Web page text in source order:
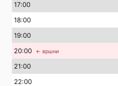
17:00
18:00
19:00
20:00 ← вршни
21:00
22:00